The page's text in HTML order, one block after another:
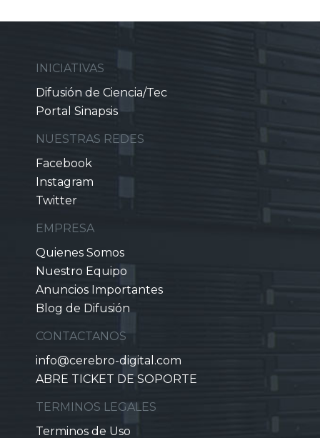
INICIATIVAS
Difusión de Ciencia/Tec
Portal Sinapsis
NUESTRAS REDES
Facebook
Instagram
Twitter
EMPRESA
Quienes Somos
Nuestro Equipo
Anuncios Importantes
Blog de Difusión
CONTACTANOS
info@cerebro-digital.com
ABRE TICKET DE SOPORTE
TERMINOS LEGALES
Terminos de Uso